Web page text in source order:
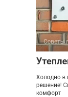
Советы
Холодно в
решение!
комфорт